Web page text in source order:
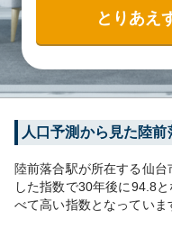
とりあえ
人口予測から見た陸前
陸前落合駅が所在する仙台
した指数で30年後に94.8
べて高い指数となっていま